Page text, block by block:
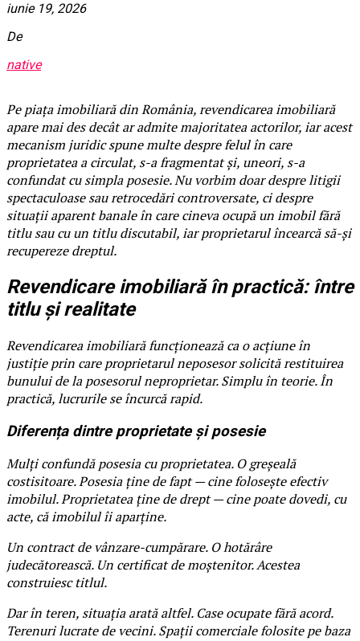
iunie 19, 2026
De
native
Pe piața imobiliară din România, revendicarea imobiliară
apare mai des decât ar admite majoritatea actorilor, iar acest
mecanism juridic spune multe despre felul în care
proprietatea a circulat, s-a fragmentat și, uneori, s-a
confundat cu simpla posesie. Nu vorbim doar despre litigii
spectaculoase sau retrocedări controversate, ci despre
situații aparent banale în care cineva ocupă un imobil fără
titlu sau cu un titlu discutabil, iar proprietarul încearcă să-și
recupereze dreptul.
Revendicare imobiliară în practică: între
titlu și realitate
Revendicarea imobiliară funcționează ca o acțiune în
justiție prin care proprietarul neposesor solicită restituirea
bunului de la posesorul neproprietar. Simplu în teorie. În
practică, lucrurile se încurcă rapid.
Diferența dintre proprietate și posesie
Mulți confundă posesia cu proprietatea. O greșeală
costisitoare. Posesia ține de fapt — cine folosește efectiv
imobilul. Proprietatea ține de drept — cine poate dovedi, cu
acte, că imobilul îi aparține.
Un contract de vânzare-cumpărare. O hotărâre
judecătorească. Un certificat de moștenitor. Acestea
construiesc titlul.
Dar în teren, situația arată altfel. Case ocupate fără acord.
Terenuri lucrate de vecini. Spații comerciale folosite pe baza